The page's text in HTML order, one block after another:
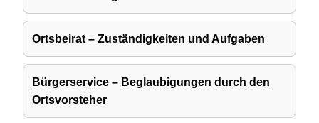
Ortsbeirat – Zuständigkeiten und Aufgaben
Bürgerservice – Beglaubigungen durch den
Ortsvorsteher